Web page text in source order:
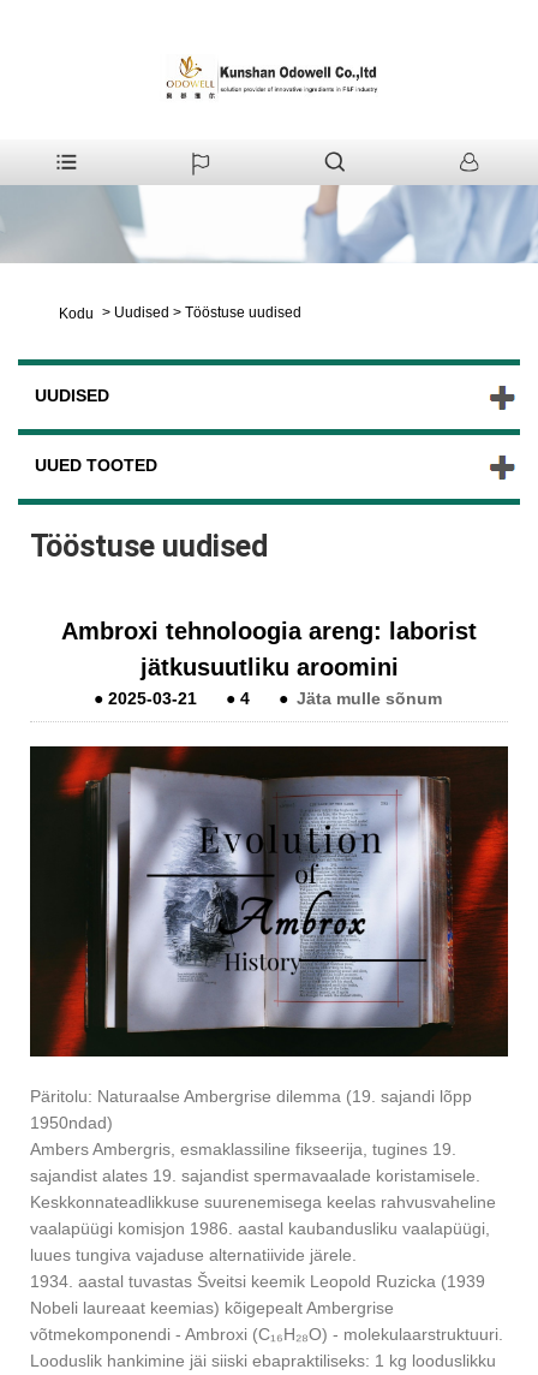
Kodu > Uudised > Tööstuse uudised
UUDISED
UUED TOOTED
Tööstuse uudised
Ambroxi tehnoloogia areng: laborist
jätkusuutliku aroomini
● 2025-03-21 ● 4 ● Jäta mulle sõnum
Päritolu: Naturaalse Ambergrise dilemma (19. sajandi lõpp
1950ndad)
Ambers Ambergris, esmaklassiline fikseerija, tugines 19.
sajandist alates 19. sajandist spermavaalade koristamisele.
Keskkonnateadlikkuse suurenemisega keelas rahvusvaheline
vaalapüügi komisjon 1986. aastal kaubandusliku vaalapüügi,
luues tungiva vajaduse alternatiivide järele.
1934. aastal tuvastas Šveitsi keemik Leopold Ruzicka (1939
Nobeli laureaat keemias) kõigepealt Ambergrise
võtmekomponendi - Ambroxi (C₁₆H₂₈O) - molekulaarstruktuuri.
Looduslik hankimine jäi siiski ebapraktiliseks: 1 kg looduslikku